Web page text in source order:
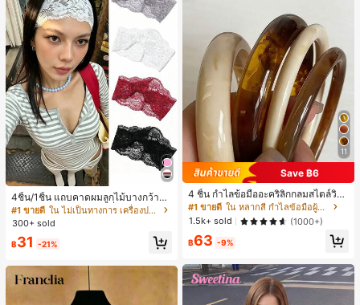
4ชิ้น/1ชิ้น แถบคาดผมลูกไม้บางกว้างยื
ดหยุ่นสำหรับผู้หญิง, แฟชั่นอเนกประสง
ค์พรีเมียมหรูหราสไตล์มินิมอล ผ้าพันคอ
หรับการออกไปข้างนอกประจำวัน, ลำล
อง, งานปาร์ตี้, การเดินทาง, การพักผ่อ
น, การมัดผม, การจัดทรงผม, การแต่งห
น้า, การจับคู่ชุด, อุปกรณ์เสริมประดับผ
ม
#1 ขายดี
เกือบหมดแล้ว!
#1 ขายดี
ใน ไม่เป็นทางการ เครื่องประดับผมผู้หญิง
เกือบหมดแล้ว!
#1 ขายดี
ใน ไม่เป็นทางการ เครื่องประดับผมผู้หญิง
เกือบหมดแล้ว!
#1 ขายดี
ใน ไม่เป็นทางการ เครื่องประดับผมผู้หญิง
300+ sold
฿31 -21%
11
Save ฿6
4 ชิ้น กำไลข้อมืออะคริลิกกลมสไตล์วินเ
ทจหรูหราสำหรับผู้หญิง, ดีไซน์เรียบง่าย
ทันสมัย, เหมาะสำหรับสวมใส่ในชีวิตปร
ะจำวันและโอกาสต่างๆ, ของขวัญสำหรั
บเธอ
#1 ขายดี
ใน หลากสี กำไลข้อมือผู้หญิง
1.5k+ sold
(1000+)
฿63 -9%